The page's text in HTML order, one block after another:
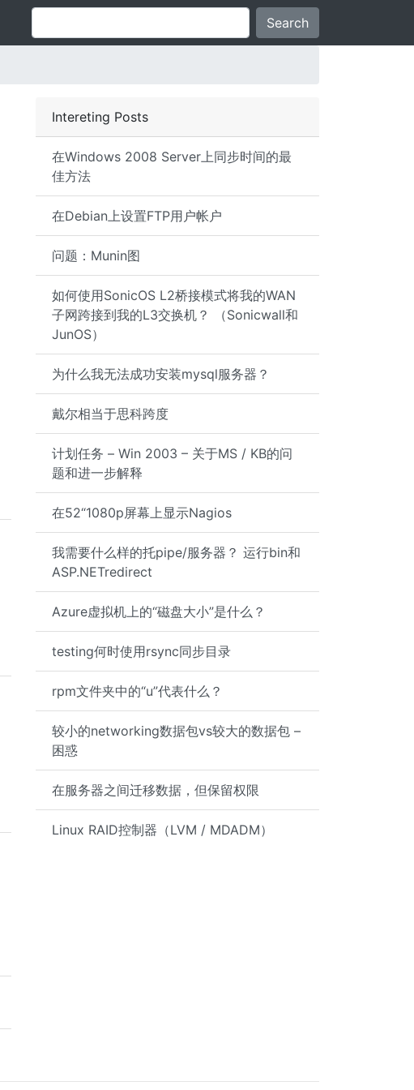
Search
Intereting Posts
在Windows 2008 Server上同步时间的最
佳方法
在Debian上设置FTP用户帐户
问题：Munin图
如何使用SonicOS L2桥接模式将我的WAN
子网跨接到我的L3交换机？ （Sonicwall和
JunOS）
为什么我无法成功安装mysql服务器？
戴尔相当于思科跨度
计划任务 – Win 2003 – 关于MS / KB的问
题和进一步解释
在52“1080p屏幕上显示Nagios
我需要什么样的托pipe/服务器？ 运行bin和
ASP.NETredirect
Azure虚拟机上的“磁盘大小”是什么？
testing何时使用rsync同步目录
rpm文件夹中的“u”代表什么？
较小的networking数据包vs较大的数据包 –
困惑
在服务器之间迁移数据，但保留权限
Linux RAID控制器（LVM / MDADM）